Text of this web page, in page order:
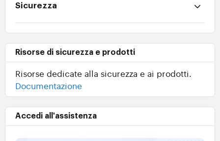
Sicurezza
Risorse di sicurezza e prodotti
Risorse dedicate alla sicurezza e ai prodotti.
Documentazione
Accedi all'assistenza